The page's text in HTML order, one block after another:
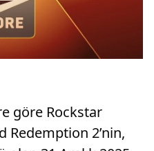
göre Rockstar
Redemption 2’nin,